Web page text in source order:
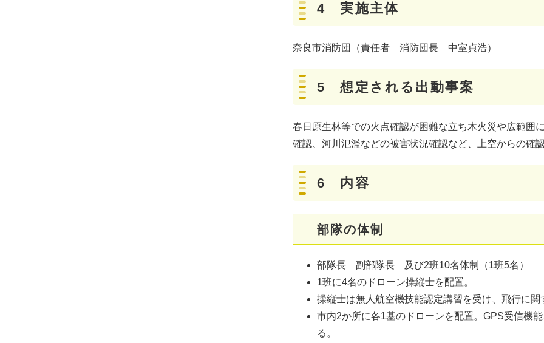
4 実施主体
奈良市消防団（責任者 消防団長 中室貞浩）
5 想定される出動事案
春日原生林等での火点確認が困難な立ち木火災や広範囲
確認、河川氾濫などの被害状況確認など、上空からの確
6 内容
部隊の体制
部隊長 副部隊長 及び2班10名体制（1班5名）
1班に4名のドローン操縦士を配置。
操縦士は無人航空機技能認定講習を受け、飛行に
市内2か所に各1基のドローンを配置。GPS受信機
る。